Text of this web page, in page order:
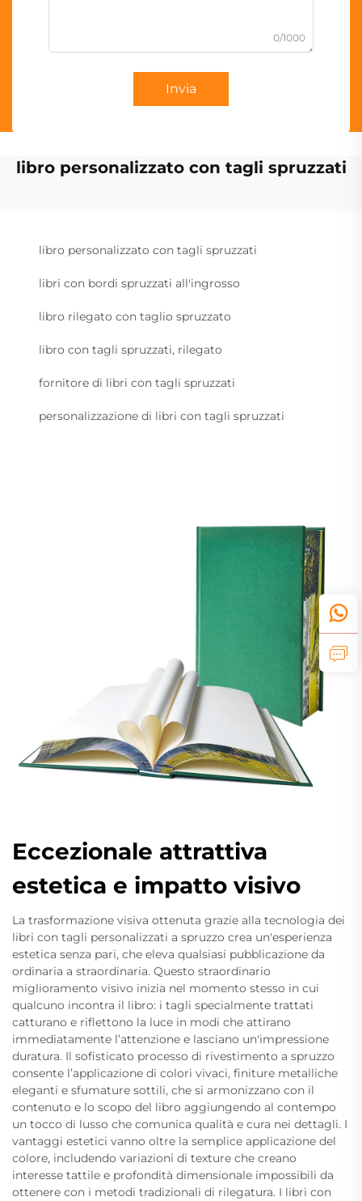
0/1000
Invia
libro personalizzato con tagli spruzzati
libro personalizzato con tagli spruzzati
libri con bordi spruzzati all'ingrosso
libro rilegato con taglio spruzzato
libro con tagli spruzzati, rilegato
fornitore di libri con tagli spruzzati
personalizzazione di libri con tagli spruzzati
Eccezionale attrattiva
estetica e impatto visivo
La trasformazione visiva ottenuta grazie alla tecnologia dei
libri con tagli personalizzati a spruzzo crea un'esperienza
estetica senza pari, che eleva qualsiasi pubblicazione da
ordinaria a straordinaria. Questo straordinario
miglioramento visivo inizia nel momento stesso in cui
qualcuno incontra il libro: i tagli specialmente trattati
catturano e riflettono la luce in modi che attirano
immediatamente l’attenzione e lasciano un'impressione
duratura. Il sofisticato processo di rivestimento a spruzzo
consente l’applicazione di colori vivaci, finiture metalliche
eleganti e sfumature sottili, che si armonizzano con il
contenuto e lo scopo del libro aggiungendo al contempo
un tocco di lusso che comunica qualità e cura nei dettagli. I
vantaggi estetici vanno oltre la semplice applicazione del
colore, includendo variazioni di texture che creano
interesse tattile e profondità dimensionale impossibili da
ottenere con i metodi tradizionali di rilegatura. I libri con